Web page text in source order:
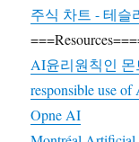
주식 차트 - 테슬
AI윤리원칙인 몬
responsible use
Opne AI